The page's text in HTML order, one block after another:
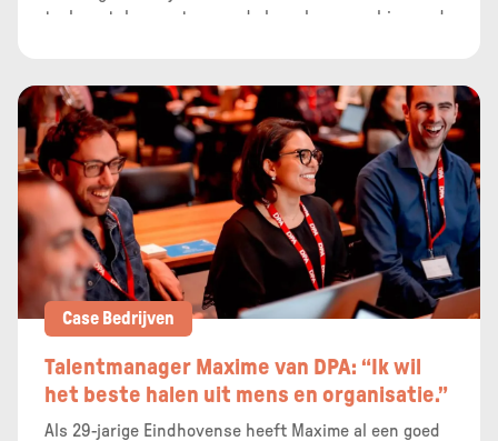
toekomstplannen toen ze de kans kreeg om binnen de
Talentmanager Maxime van DPA: “Ik wil
het beste halen uit mens en organisatie.”
Als 29-jarige Eindhovense heeft Maxime al een goed
Case Bedrijven